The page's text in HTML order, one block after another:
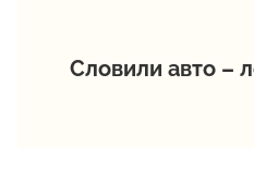
Словили авто –